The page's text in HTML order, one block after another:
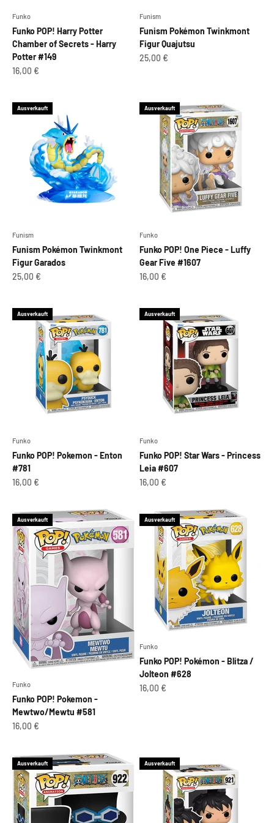
Funko
Funko POP! Harry Potter
Chamber of Secrets - Harry
Potter #149
Angebot
16,00 €
Funism
Funism Pokémon Twinkmont
Figur Quajutsu
Angebot
25,00 €
Ausverkauft
Funism
Funism Pokémon Twinkmont
Figur Garados
Angebot
25,00 €
Ausverkauft
Funko
Funko POP! One Piece - Luffy
Gear Five #1607
Angebot
16,00 €
Ausverkauft
Funko
Funko POP! Pokemon - Enton
#781
Angebot
16,00 €
Ausverkauft
Funko
Funko POP! Star Wars - Princess
Leia #607
Angebot
16,00 €
Ausverkauft
Funko
Funko POP! Pokemon -
Mewtwo/Mewtu #581
Angebot
16,00 €
Ausverkauft
Funko
Funko POP! Pokémon - Blitza /
Jolteon #628
Angebot
16,00 €
Ausverkauft Ausverkauft